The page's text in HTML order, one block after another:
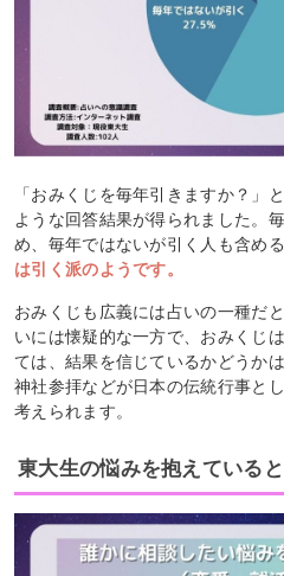
「おみくじを毎年引きますか？」
ような回答結果が得られました。
め、毎年ではないが引く人も含め
は引く派のようです。
おみくじも広義には占いの一種だ
いには懐疑的な一方で、おみくじ
ては、結果を信じているかどうか
神社参拝などが日本の伝統行事と
考えられます。
東大生の悩みを抱えている